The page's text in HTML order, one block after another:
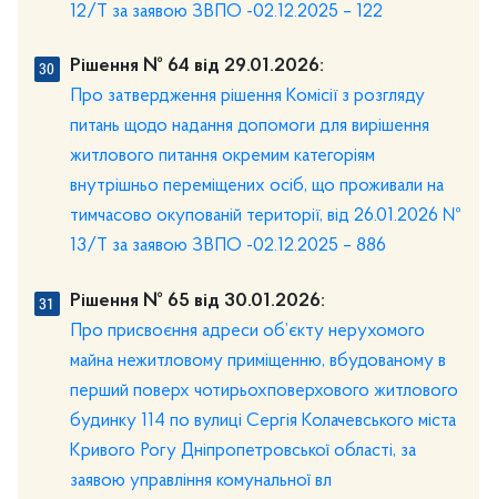
12/Т за заявою ЗВПО -02.12.2025 – 122
Рішення № 64 від 29.01.2026:
Про затвердження рішення Комісії з розгляду
питань щодо надання допомоги для вирішення
житлового питання окремим категоріям
внутрішньо переміщених осіб, що проживали на
тимчасово окупованій території, від 26.01.2026 №
13/Т за заявою ЗВПО -02.12.2025 – 886
Рішення № 65 від 30.01.2026:
Про присвоєння адреси об’єкту нерухомого
майна нежитловому приміщенню, вбудованому в
перший поверх чотирьохповерхового житлового
будинку 114 по вулиці Сергія Колачевського міста
Кривого Рогу Дніпропетровської області, за
заявою управління комунальної вл